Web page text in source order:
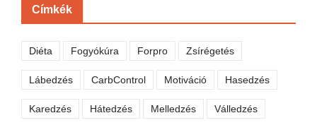
Címkék
Diéta Fogyókúra Forpro Zsírégetés
Lábedzés CarbControl Motiváció Hasedzés
Karedzés Hátedzés Melledzés Válledzés